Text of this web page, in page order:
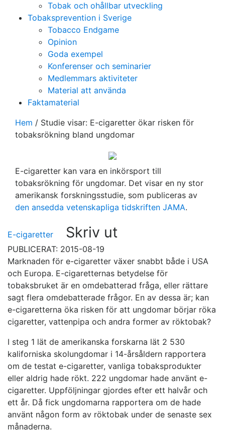
Tobak och ohållbar utveckling
Tobaksprevention i Sverige
Tobacco Endgame
Opinion
Goda exempel
Konferenser och seminarier
Medlemmars aktiviteter
Material att använda
Faktamaterial
Hem / Studie visar: E-cigaretter ökar risken för
tobaksrökning bland ungdomar
E-cigaretter kan vara en inkörsport till
tobaksrökning för ungdomar. Det visar en ny stor
amerikansk forskningsstudie, som publiceras av
den ansedda vetenskapliga tidskriften JAMA.
E-cigaretter Skriv ut
PUBLICERAT: 2015-08-19
Marknaden för e-cigaretter växer snabbt både i USA
och Europa. E-cigaretternas betydelse för
tobaksbruket är en omdebatterad fråga, eller rättare
sagt flera omdebatterade frågor. En av dessa är; kan
e-cigaretterna öka risken för att ungdomar börjar röka
cigaretter, vattenpipa och andra former av röktobak?
I steg 1 lät de amerikanska forskarna lät 2 530
kaliforniska skolungdomar i 14-årsåldern rapportera
om de testat e-cigaretter, vanliga tobaksprodukter
eller aldrig hade rökt. 222 ungdomar hade använt e-
cigaretter. Uppföljningar gjordes efter ett halvår och
ett år. Då fick ungdomarna rapportera om de hade
använt någon form av röktobak under de senaste sex
månaderna.